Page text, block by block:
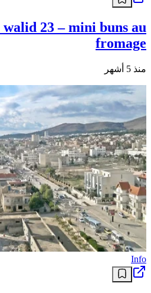
walid 23 – mini buns au
fromage
منذ 5 أشهر
Info